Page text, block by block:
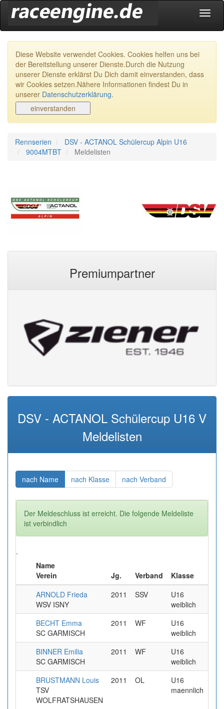
Diese Website verwendet Cookies. Cookies helfen uns bei
der Bereitstellung unserer Dienste.Durch die Nutzung
unserer Dienste erklärst Du Dich damit einverstanden, dass
wir Cookies setzen.Nähere Informationen findest Du in
unserer Datenschutzerklärung.
Rennserien
DSV - ACTANOL Schülercup Alpin U16
9004MTBT
Meldelisten
Premiumpartner
DSV - ACTANOL Schülercup U16 V
Meldelisten
nach Name(aktuell)nach Klasse(aktuell)nach Verband
Der Meldeschluss ist erreicht. Die folgende Meldeliste
ist verbindlich
.
Name
Verein
Jg. Verband Klasse
ARNOLD Frieda
WSV ISNY
2011 SSV
U16
weiblich
BECHT Emma
SC GARMISCH
2011 WF
U16
weiblich
BINNER Emilia
SC GARMISCH
2011 WF
U16
weiblich
BRUSTMANN Louis
TSV
WOLFRATSHAUSEN
2011 OL
U16
maennlich